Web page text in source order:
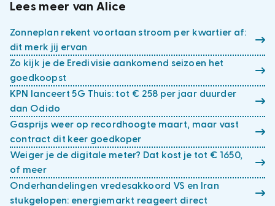
Lees meer van Alice
Zonneplan rekent voortaan stroom per kwartier af:
dit merk jij ervan
Zo kijk je de Eredivisie aankomend seizoen het
goedkoopst
KPN lanceert 5G Thuis: tot € 258 per jaar duurder
dan Odido
Gasprijs weer op recordhoogte maart, maar vast
contract dit keer goedkoper
Weiger je de digitale meter? Dat kost je tot € 1650,
of meer
Onderhandelingen vredesakkoord VS en Iran
stukgelopen: energiemarkt reageert direct